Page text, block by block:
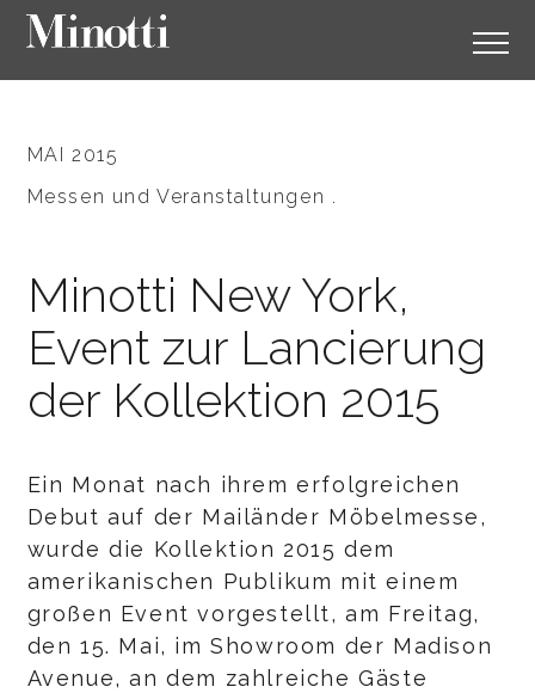
MAI 2015
Messen und Veranstaltungen .
Minotti New York,
Event zur Lancierung
der Kollektion 2015
Ein Monat nach ihrem erfolgreichen
Debut auf der Mailänder Möbelmesse,
wurde die Kollektion 2015 dem
amerikanischen Publikum mit einem
großen Event vorgestellt, am Freitag,
den 15. Mai, im Showroom der Madison
Avenue, an dem zahlreiche Gäste